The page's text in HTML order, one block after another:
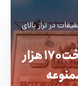
در تراز بالای
روایت یک کوه‌خواری؛ ساخت ۱۷۰ هزار